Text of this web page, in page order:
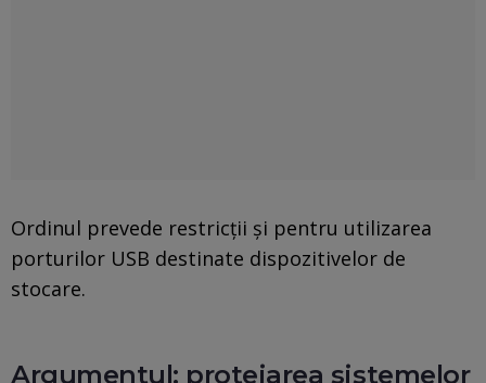
Ordinul prevede restricții și pentru utilizarea
porturilor USB destinate dispozitivelor de
stocare.
Argumentul: protejarea sistemelor